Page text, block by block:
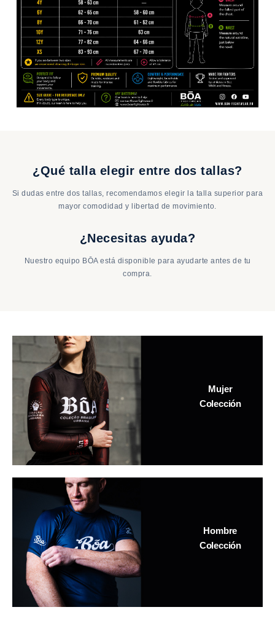
¿Qué talla elegir entre dos tallas?
Si dudas entre dos tallas, recomendamos elegir la talla superior para
mayor comodidad y libertad de movimiento.
¿Necesitas ayuda?
Nuestro equipo BŌA está disponible para ayudarte antes de tu
compra.
Mujer
Colección
Hombre
Colección